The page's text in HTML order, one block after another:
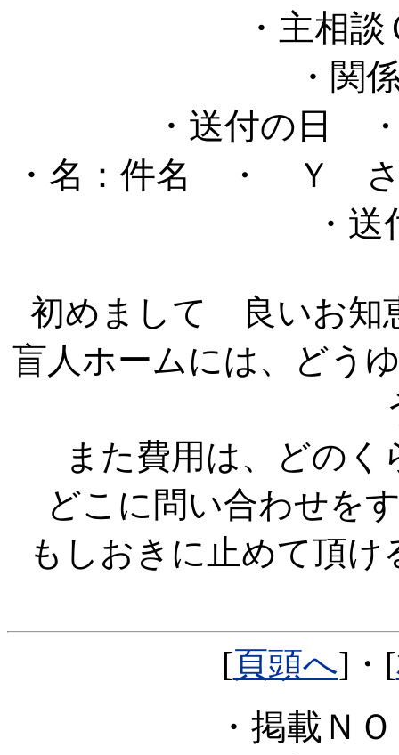
・主相
・関
・送付の日
・名：件名 ・ Ｙ さ
・
初めまして 良いお知
盲人ホームには、どう
また費用は、どの
どこに問い合わせを
もしおきに止めて頂
[頁頭へ]・[
・掲載Ｎ